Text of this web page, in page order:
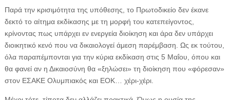
Παρά την κρισιμότητα της υπόθεσης, το Πρωτοδικείο δεν έκανε
δεκτό το αίτημα εκδίκασης με τη μορφή του κατεπείγοντος,
κρίνοντας πως υπάρχει εν ενεργεία διοίκηση και άρα δεν υπάρχει
διοικητικό κενό που να δικαιολογεί άμεση παρέμβαση. Ως εκ τούτου,
όλα παραπέμπονται για την κύρια εκδίκαση στις 5 Μαΐου, όπου και
θα φανεί αν η Δικαιοσύνη θα «ξηλώσει» τη διοίκηση που «φόρεσαν»
στον ΕΣΑΚΕ Ολυμπιακός και ΕΟΚ… χέρι-χέρι.